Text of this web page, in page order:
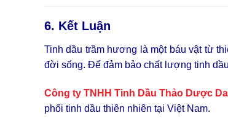
6. Kết Luận
Tinh dầu trầm hương là một báu vật từ
đời sống. Để đảm bảo chất lượng tinh
Công ty TNHH Tinh Dầu Thảo Dược
phối tinh dầu thiên nhiên tại Việt Nam.